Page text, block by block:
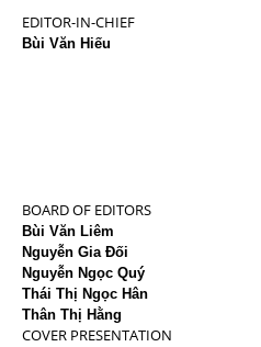
EDITOR-IN-CHIEF
Bùi Văn Hiếu
BOARD OF EDITORS
Bùi Văn Liêm
Nguyễn Gia Đối
Nguyễn Ngọc Quý
Thái Thị Ngọc Hân
Thân Thị Hằng
COVER PRESENTATION